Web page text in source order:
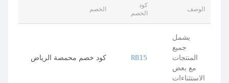
الخصم
كود
الخصم
الوصف
كود خصم محمصة الرياض RB15
يشمل
جميع
المنتجات
مع بعض
الاستثناءات